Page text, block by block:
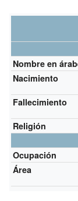
Nombre en
Nacimiento
Fallecimiento
Religión
Ocupación
Área